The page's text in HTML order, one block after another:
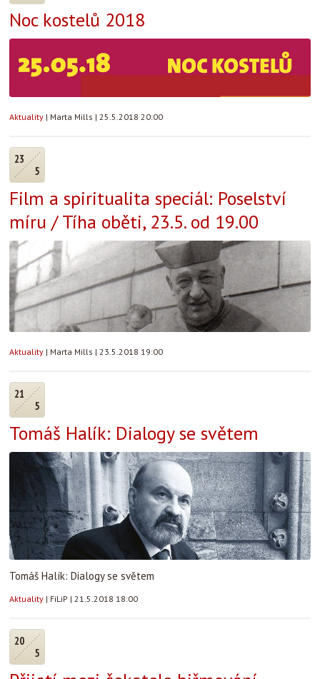
Noc kostelů 2018
Aktuality | Marta Mills | 25.5.2018 20:00
23
5
Film a spiritualita speciál: Poselství
míru / Tíha oběti, 23.5. od 19.00
Aktuality | Marta Mills | 23.5.2018 19:00
21
5
Tomáš Halík: Dialogy se světem
Tomáš Halík: Dialogy se světem
Aktuality | FiLiP | 21.5.2018 18:00
20
5